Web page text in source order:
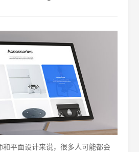
和平面设计来说，很多人可能都会